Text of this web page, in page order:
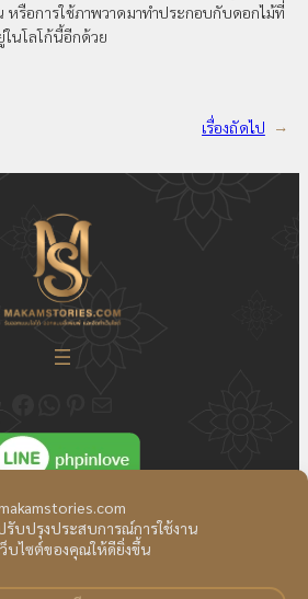
หรือการใช้ภาพวาดมาทำประกอบกับดอกไม้ที่
นโลโก้นี้อีกด้วย
เรื่องถัดไป →
อเรา|แผนที่เว็บไซต์
© All Right Reserved.